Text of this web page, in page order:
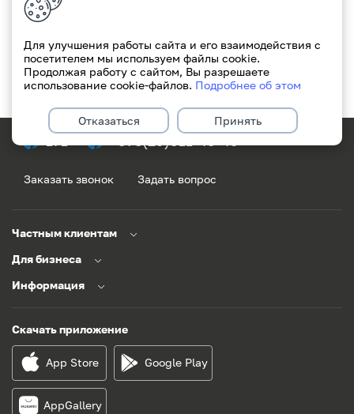
Как можно отслеживать операции по карточке?
задолженности (технический овердрафт)?
Показать ещё
Заказать звонок Задать вопрос
Частным клиентам
Для бизнеса
Информация
Скачать приложение
App Store Google Play
AppGallery
Для улучшения работы сайта и его взаимодействия с
посетителем мы используем файлы cookie.
Продолжая работу с сайтом, Вы разрешаете
использование cookie-файлов. Подробнее об этом
Отказаться Принять